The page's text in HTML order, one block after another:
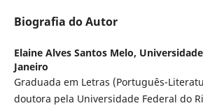
Biografia do Autor
Elaine Alves Santos Melo,
Janeiro
Graduada em Letras (Português-
doutora pela Universidade Federal do